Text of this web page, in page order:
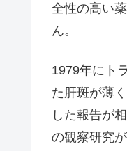
全性の高い
ん。
1979年にト
た肝斑が薄
した報告が
の観察研究